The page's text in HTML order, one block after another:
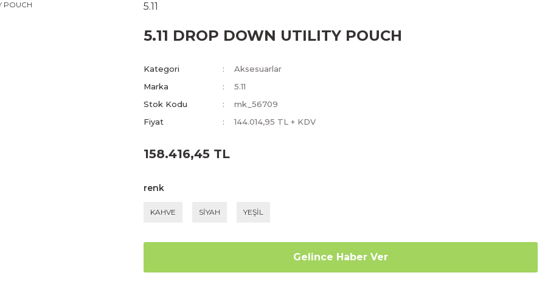
5.11
5.11 DROP DOWN UTILITY POUCH
Kategori
Aksesuarlar
Marka
5.11
Stok Kodu
mk_56709
Fiyat
144.014,95 TL + KDV
158.416,45 TL
renk
KAHVE SİYAH YEŞİL
Gelince Haber Ver